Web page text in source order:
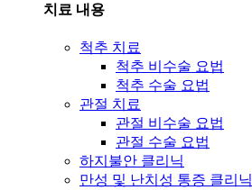
치료 내용
척추 치료
척추 비수술 요법
척추 수술 요법
관절 치료
관절 비수술 요법
관절 수술 요법
하지불안 클리닉
만성 및 난치성 통증 클리닉